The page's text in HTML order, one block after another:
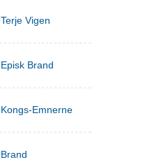
Terje Vigen
Episk Brand
Kongs-Emnerne
Brand